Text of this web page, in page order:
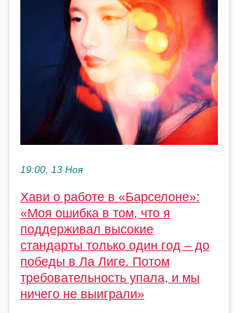
19:00, 13 Ноя
Хави о работе в «Барселоне»:
«Моя ошибка в том, что я
поддерживал высокие
стандарты только один год – до
победы в Ла Лиге. Потом
требовательность упала, и мы
ничего не выиграли»